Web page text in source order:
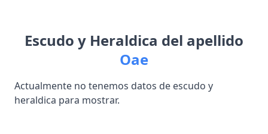
Escudo y Heraldica del apellido
Oae
Actualmente no tenemos datos de escudo y
heraldica para mostrar.